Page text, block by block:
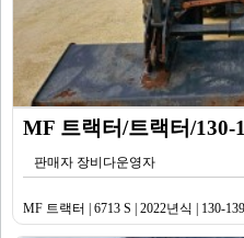
MF 트랙터/트랙터/130-
판매자 장비다운영자
MF 트랙터 | 6713 S | 2022년식 | 130-